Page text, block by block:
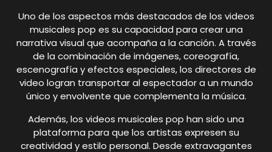
Uno de los aspectos más destacados de los videos
musicales pop es su capacidad para crear una
narrativa visual que acompaña a la canción. A través
de la combinación de imágenes, coreografía,
escenografía y efectos especiales, los directores de
video logran transportar al espectador a un mundo
único y envolvente que complementa la música.
Además, los videos musicales pop han sido una
plataforma para que los artistas expresen su
creatividad y estilo personal. Desde extravagantes